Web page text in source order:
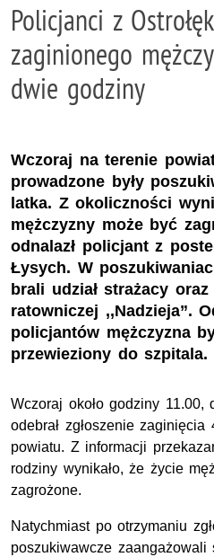
Policjanci z
zaginionego
dwie godziny
Wczoraj na terenie
prowadzone były
latka. Z okoliczności
mężczyzny może być
odnalazł policjant z
Łysych. W
brali udział strażacy
ratowniczej ,,Nadzieja”.
policjantów mężczyzna
przewieziony do szpitala.
Wczoraj około godziny 11.00,
odebrał zgłoszenie
powiatu. Z informacji
rodziny wynikało, że życie
zagrożone.
Natychmiast po otrzymaniu
poszukiwawcze zaangażowali